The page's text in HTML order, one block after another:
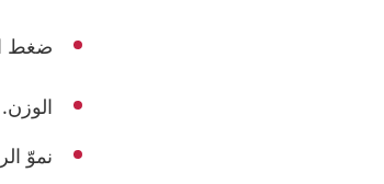
ضغط
الوزن.
نموّ